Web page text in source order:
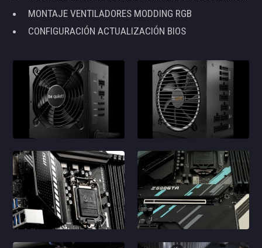
MONTAJE VENTILADORES MODDING RGB
CONFIGURACIÓN ACTUALIZACIÓN BIOS